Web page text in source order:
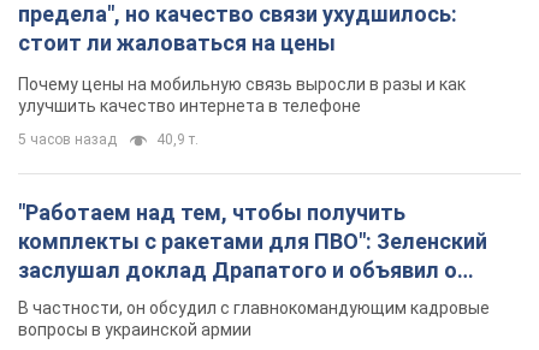
предела", но качество связи ухудшилось:
стоит ли жаловаться на цены
Почему цены на мобильную связь выросли в разы и как
улучшить качество интернета в телефоне
5 часов назад 40,9 т.
"Работаем над тем, чтобы получить
комплекты с ракетами для ПВО": Зеленский
заслушал доклад Драпатого и объявил о
новых мерах
В частности, он обсудил с главнокомандующим кадровые
вопросы в украинской армии